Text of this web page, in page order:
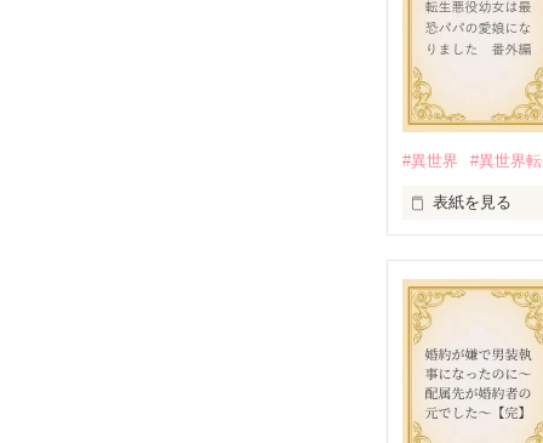
#異世界 #異世界
表紙を見る
番外編です。
※本編のネタバ
2025.9.26
『Petit
公開しました